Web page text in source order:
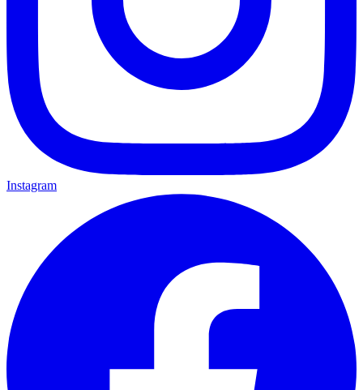
Instagram